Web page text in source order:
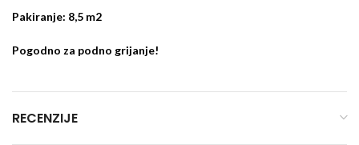
Pakiranje: 8,5 m2
Pogodno za podno grijanje!
RECENZIJE